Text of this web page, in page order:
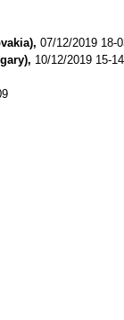
07/12/2019 18-
10/12/2019 15-14